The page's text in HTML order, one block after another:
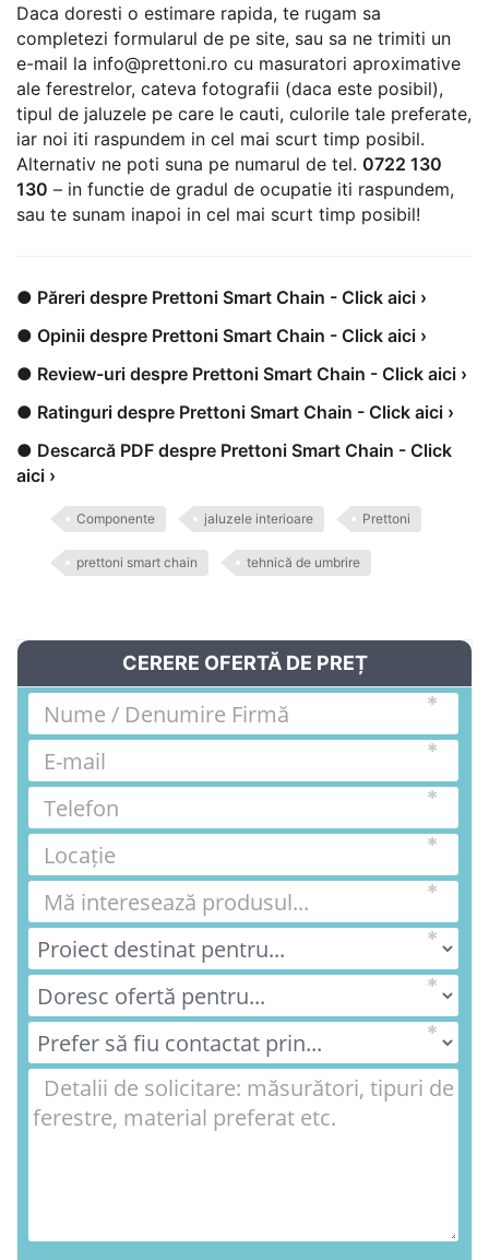
Daca doresti o estimare rapida, te rugam sa
completezi formularul de pe site, sau sa ne trimiti un
e-mail la info@prettoni.ro cu masuratori aproximative
ale ferestrelor, cateva fotografii (daca este posibil),
tipul de jaluzele pe care le cauti, culorile tale preferate,
iar noi iti raspundem in cel mai scurt timp posibil.
Alternativ ne poti suna pe numarul de tel. 0722 130
130 – in functie de gradul de ocupatie iti raspundem,
sau te sunam inapoi in cel mai scurt timp posibil!
● Păreri despre Prettoni Smart Chain - Click aici ›
● Opinii despre Prettoni Smart Chain - Click aici ›
● Review-uri despre Prettoni Smart Chain - Click aici ›
● Ratinguri despre Prettoni Smart Chain - Click aici ›
● Descarcă PDF despre Prettoni Smart Chain - Click
aici ›
Componente jaluzele interioare Prettoni
prettoni smart chain tehnică de umbrire
CERERE OFERTĂ DE PREȚ